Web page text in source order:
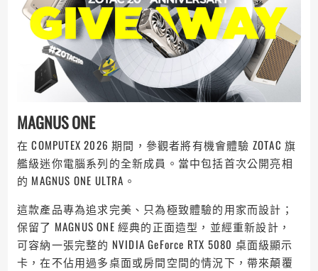
MAGNUS ONE
在 COMPUTEX 2026 期間，參觀者將有機會體驗 ZOTAC 旗
艦級迷你電腦系列的全新成員。當中包括首次公開亮相
的 MAGNUS ONE ULTRA。
這款產品專為追求完美、只為極致體驗的用家而設計；
保留了 MAGNUS ONE 經典的正面造型，並經重新設計，
可容納一張完整的 NVIDIA GeForce RTX 5080 桌面級顯示
卡，在不佔用過多桌面或房間空間的情況下，帶來顛覆